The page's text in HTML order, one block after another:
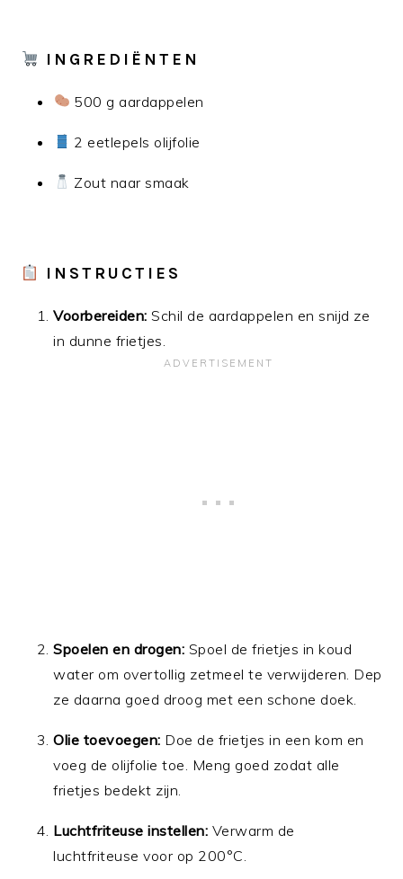
INGREDIËNTEN
500 g aardappelen
2 eetlepels olijfolie
Zout naar smaak
INSTRUCTIES
Voorbereiden: Schil de aardappelen en snijd ze
in dunne frietjes.
Spoelen en drogen: Spoel de frietjes in koud
water om overtollig zetmeel te verwijderen. Dep
ze daarna goed droog met een schone doek.
Olie toevoegen: Doe de frietjes in een kom en
voeg de olijfolie toe. Meng goed zodat alle
frietjes bedekt zijn.
Luchtfriteuse instellen: Verwarm de
luchtfriteuse voor op 200°C.